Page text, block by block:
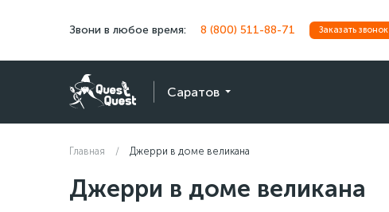
Звони в любое время: 8 (800) 511-88-71 Заказать звонок
Саратов
Главная Джерри в доме великана
Джерри в доме великана